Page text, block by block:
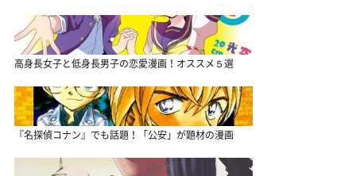
高身長女子と低身長男子の恋愛漫画！オススメ５選
『名探偵コナン』でも話題！「公安」が題材の漫画